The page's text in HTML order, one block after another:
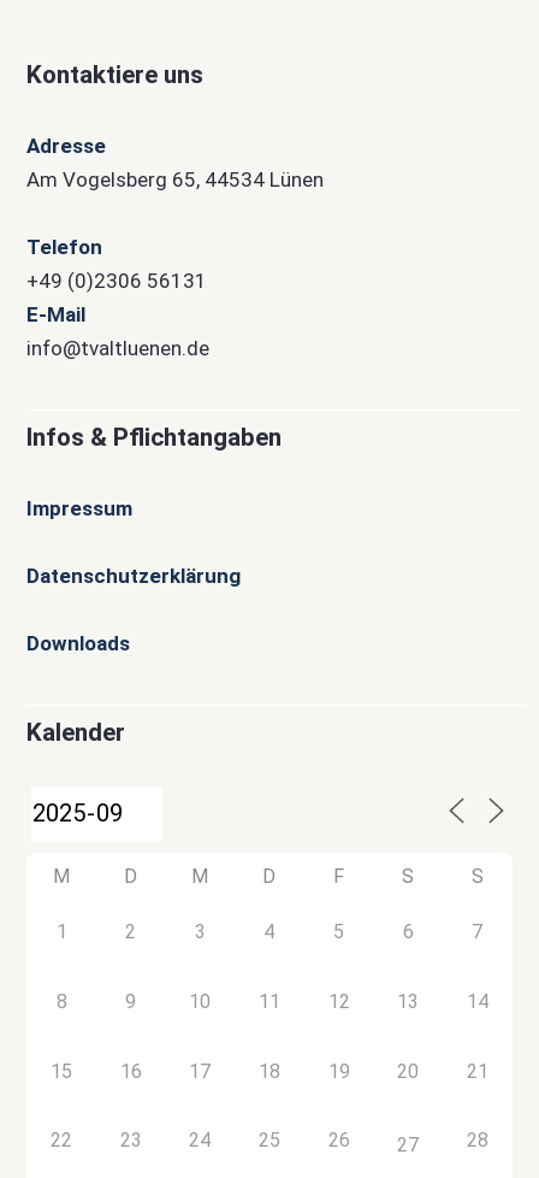
Kontaktiere uns
Adresse
Am Vogelsberg 65, 44534 Lünen
Telefon
+49 (0)2306 56131
E-Mail
info@tvaltluenen.de
Infos & Pflichtangaben
Impressum
Datenschutzerklärung
Downloads
Kalender
M D M D F S S
1 2 3 4 5 6 7
8 9 10 11 12 13 14
15 16 17 18 19 20 21
22 23 24 25 26 27 28